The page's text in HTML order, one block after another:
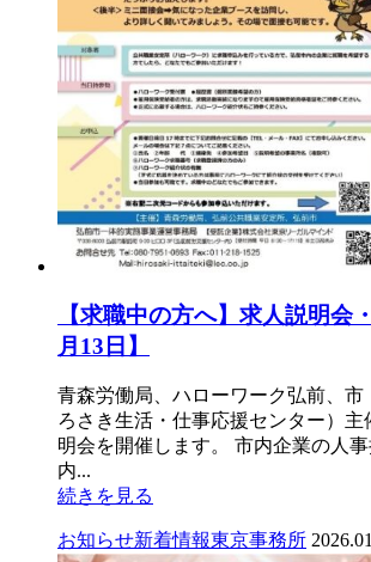
【求職中の方へ】求人説明会
月13日】
青森労働局、ハローワーク弘前、市
ろさき生活・仕事応援センター）主
明会を開催します。 市内企業の人
内...
続きを見る
お知らせ新着情報東京事務所